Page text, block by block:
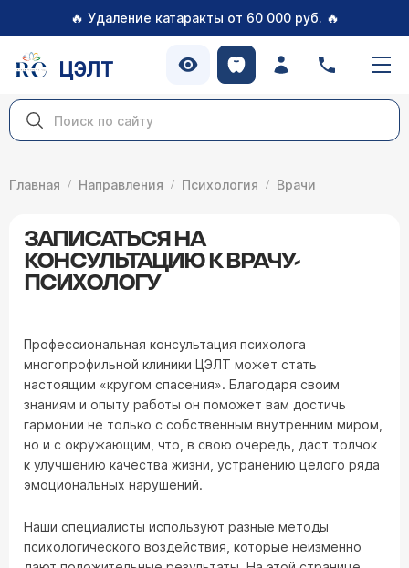
🔥 Удаление катаракты от 60 000 руб. 🔥
ЦЭЛТ
Главная Направления Психология Врачи
ЗАПИСАТЬСЯ НА
КОНСУЛЬТАЦИЮ К ВРАЧУ-
ПСИХОЛОГУ
Профессиональная консультация психолога
многопрофильной клиники ЦЭЛТ может стать
настоящим «кругом спасения». Благодаря своим
знаниям и опыту работы он поможет вам достичь
гармонии не только с собственным внутренним миром,
но и с окружающим, что, в свою очередь, даст толчок
к улучшению качества жизни, устранению целого ряда
эмоциональных нарушений.
Наши специалисты используют разные методы
психологического воздействия, которые неизменно